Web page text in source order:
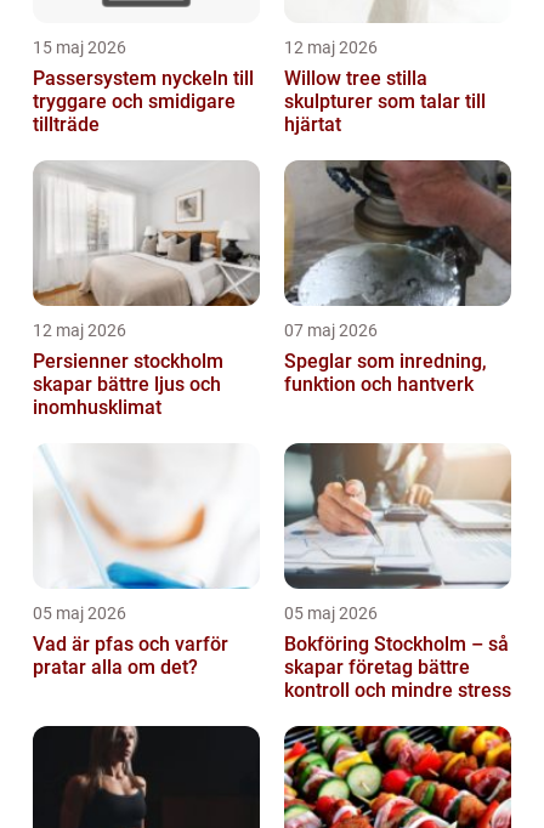
15 maj 2026
Passersystem nyckeln till
tryggare och smidigare
tillträde
12 maj 2026
Willow tree stilla
skulpturer som talar till
hjärtat
12 maj 2026
Persienner stockholm
skapar bättre ljus och
inomhusklimat
07 maj 2026
Speglar som inredning,
funktion och hantverk
05 maj 2026
Vad är pfas och varför
pratar alla om det?
05 maj 2026
Bokföring Stockholm – så
skapar företag bättre
kontroll och mindre stress